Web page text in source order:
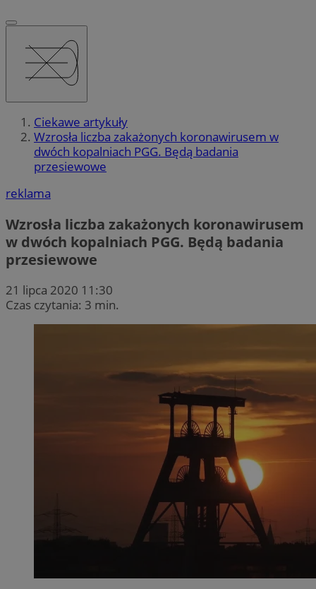
Ciekawe artykuły
Wzrosła liczba zakażonych koronawirusem w
dwóch kopalniach PGG. Będą badania
przesiewowe
reklama
Wzrosła liczba zakażonych koronawirusem
w dwóch kopalniach PGG. Będą badania
przesiewowe
21 lipca 2020 11:30
Czas czytania: 3 min.